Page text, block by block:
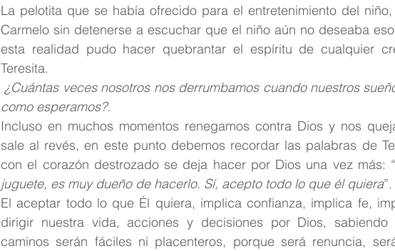
La pelotita que se había ofrecido para el entretenimiento del
Carmelo sin detenerse a escuchar que el niño aún no deseaba
esta realidad pudo hacer quebrantar el espíritu de cualquier
Teresita.
¿Cuántas veces nosotros nos derrumbamos cuando nuestros
como esperamos?.
Incluso en muchos momentos renegamos contra Dios y nos
sale al revés, en este punto debemos recordar las palabras de
con el corazón destrozado se deja hacer por Dios una vez más: “
juguete, es muy dueño de hacerlo. Sí, acepto todo lo que él quiera
El aceptar todo lo que Él quiera, implica confianza, implica fe,
dirigir nuestra vida, acciones y decisiones por Dios,
caminos serán fáciles ni placenteros, porque será renuncia,